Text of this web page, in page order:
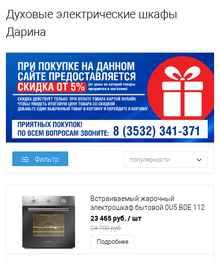
Духовые электрические шкафы
Дарина
Фильтр популярности
Встраиваемый жарочный
электрошкаф бытовой 0U5 BDE 112
705 X DARINA (К15)
23 465 руб. / шт
24 700 руб.
Подробнее